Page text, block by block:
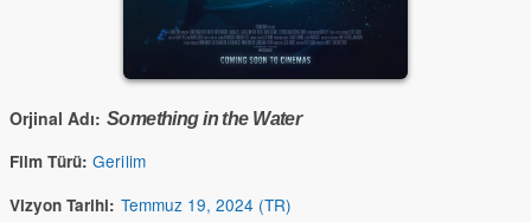
Orjinal Adı: Something in the Water
Film Türü: Gerilim
Vizyon Tarihi: Temmuz 19, 2024 (TR)